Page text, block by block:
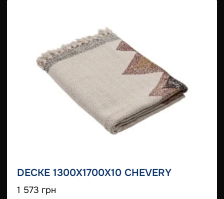
DECKE 1300X1700X10 CHEVERY
1 573 грн